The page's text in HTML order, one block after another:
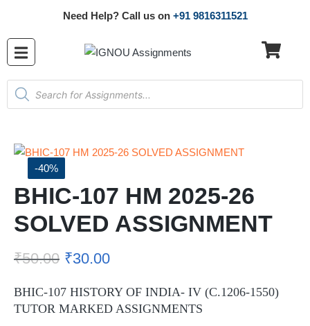
Need Help? Call us on +91 9816311521
-40%
BHIC-107 HM 2025-26
SOLVED ASSIGNMENT
₹50.00 ₹30.00
BHIC-107 HISTORY OF INDIA- IV (C.1206-1550)
TUTOR MARKED ASSIGNMENTS